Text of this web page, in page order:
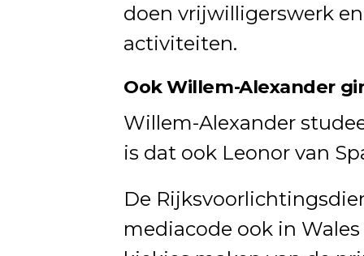
doen vrijwilligerswerk
activiteiten.
Ook Willem-Alexander
Willem-Alexander
is dat ook Leonor van
De
mediacode ook in